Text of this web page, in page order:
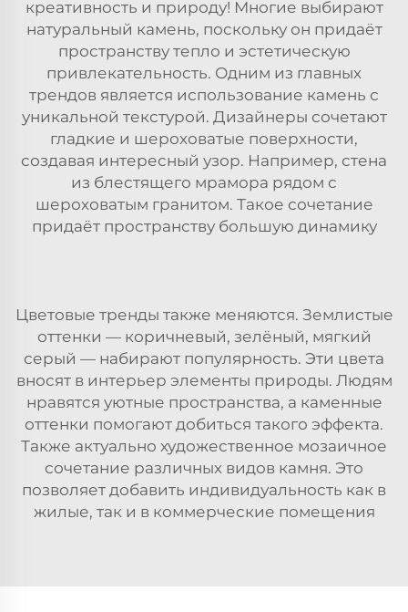
креативность и природу! Многие выбирают
натуральный камень, поскольку он придаёт
пространству тепло и эстетическую
привлекательность. Одним из главных
трендов является использование камень с
уникальной текстурой. Дизайнеры сочетают
гладкие и шероховатые поверхности,
создавая интересный узор. Например, стена
из блестящего мрамора рядом с
шероховатым гранитом. Такое сочетание
придаёт пространству большую динамику
Цветовые тренды также меняются. Землистые
оттенки — коричневый, зелёный, мягкий
серый — набирают популярность. Эти цвета
вносят в интерьер элементы природы. Людям
нравятся уютные пространства, а каменные
оттенки помогают добиться такого эффекта.
Также актуально художественное мозаичное
сочетание различных видов камня. Это
позволяет добавить индивидуальность как в
жилые, так и в коммерческие помещения